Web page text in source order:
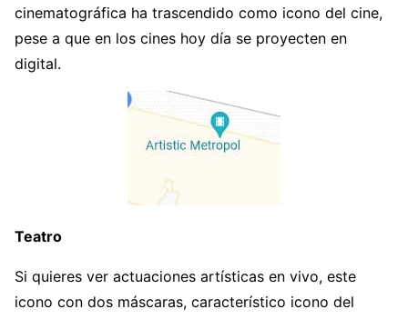
cinematográfica ha trascendido como icono del cine,
pese a que en los cines hoy día se proyecten en
digital.
Teatro
Si quieres ver actuaciones artísticas en vivo, este
icono con dos máscaras, característico icono del